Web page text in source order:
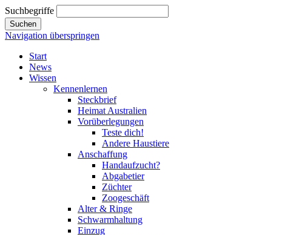
Suchbegriffe
Suchen
Navigation überspringen
Start
News
Wissen
Kennenlernen
Steckbrief
Heimat Australien
Vorüberlegungen
Teste dich!
Andere Haustiere
Anschaffung
Handaufzucht?
Abgabetier
Züchter
Zoogeschäft
Alter & Ringe
Schwarmhaltung
Einzug